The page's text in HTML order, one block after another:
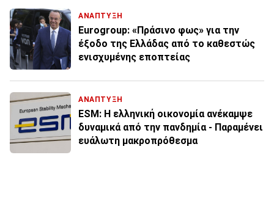
ΑΝΑΠΤΥΞΗ
Eurogroup: «Πράσινο φως» για την
έξοδο της Ελλάδας από το καθεστώς
ενισχυμένης εποπτείας
ΑΝΑΠΤΥΞΗ
ESM: Η ελληνική οικονομία ανέκαμψε
δυναμικά από την πανδημία - Παραμένει
ευάλωτη μακροπρόθεσμα